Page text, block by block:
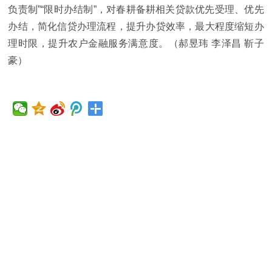
负责制”“限时办结制”，对春耕备耕相关贷款优先受理、优先
办结，简化信贷办理流程，提升办贷效率，最大程度缩短办
理时限，提升农户金融服务满意度。（郝昱玮 李泽昌 靳子
豪）